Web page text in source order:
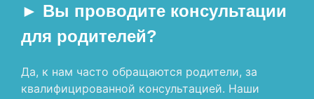
► Вы проводите консультации
для родителей?
Да, к нам часто обращаются родители, за
квалифицированной консультацией. Наши